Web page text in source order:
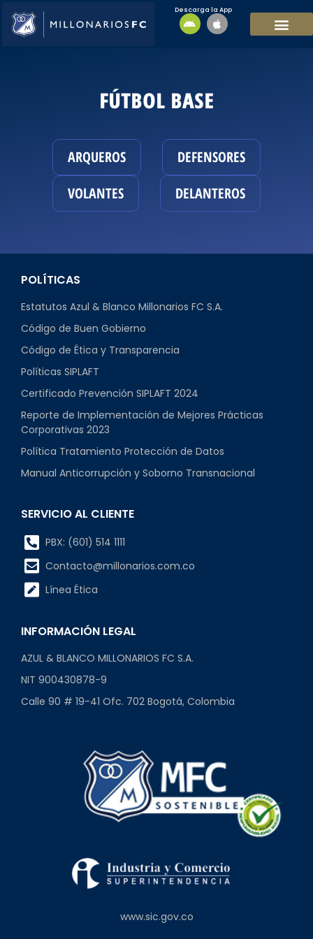
Descarga la App
FÚTBOL BASE
ARQUEROS
DEFENSORES
VOLANTES
DELANTEROS
POLÍTICAS
Estatutos Azul & Blanco Millonarios FC S.A.
Código de Buen Gobierno
Código de Ética y Transparencia
Políticas SIPLAFT
Certificado Prevención SIPLAFT 2024
Reporte de Implementación de Mejores Prácticas
Corporativas 2023
Política Tratamiento Protección de Datos
Manual Anticorrupción y Soborno Transnacional
SERVICIO AL CLIENTE
PBX: (601) 514 1111
Contacto@millonarios.com.co
Línea Ética
INFORMACIÓN LEGAL
AZUL & BLANCO MILLONARIOS FC S.A.
NIT 900430878-9
Calle 90 # 19-41 Ofc. 702 Bogotá, Colombia
www.sic.gov.co